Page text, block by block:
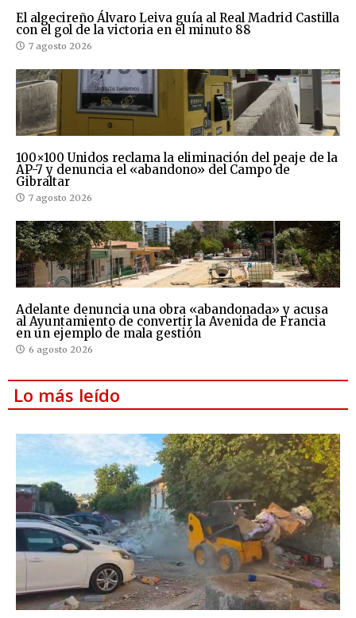
El algecireño Álvaro Leiva guía al Real Madrid Castilla
con el gol de la victoria en el minuto 88
7 agosto 2026
100×100 Unidos reclama la eliminación del peaje de la
AP-7 y denuncia el «abandono» del Campo de
Gibraltar
7 agosto 2026
Adelante denuncia una obra «abandonada» y acusa
al Ayuntamiento de convertir la Avenida de Francia
en un ejemplo de mala gestión
6 agosto 2026
Lo más leído